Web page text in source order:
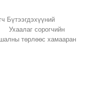
Бүтээгдэхүүний
сорогчийн
төрлөөс хамааран